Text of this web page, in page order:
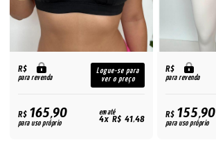
R$
para revenda
Logue-se para
ver o preço
R$165,90
para uso próprio
em até
4x R$ 41,48
R$
para revenda
R$155,90
para uso próprio